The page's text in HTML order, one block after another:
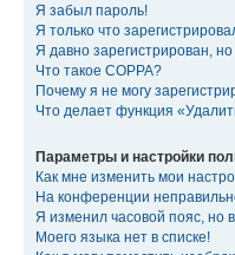
Я забыл пароль!
Я только что
Я давно зарегистрирован,
Что такое COPPA?
Почему я не могу
Что делает функция
Параметры и настройки
Как мне изменить мои
На конференции
Я изменил часовой пояс, но
Моего языка нет в списке!